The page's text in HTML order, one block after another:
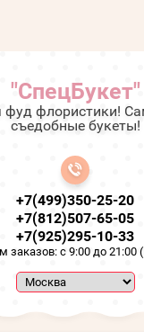
"СпецБукет"
фуд флористики!
съедобные букеты!
+7(499)350-25-20
+7(812)507-65-05
+7(925)295-10-33
заказов: с 9:00 до 21:00